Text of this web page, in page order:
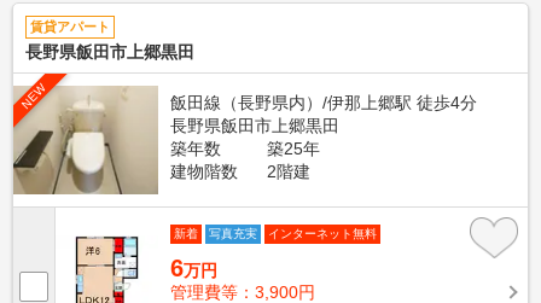
賃貸アパート
長野県飯田市上郷黒田
NEW
飯田線（長野県内）/伊那上郷駅 徒歩4分
長野県飯田市上郷黒田
築年数
築25年
建物階数
2階建
新着 写真充実 インターネット無料
6万円
管理費等：3,900円